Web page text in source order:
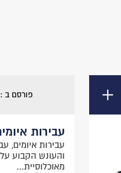
פורסם ב :
עבירות
עבירות איומים,
והעונש הקבוע
מאוכלוסיית...